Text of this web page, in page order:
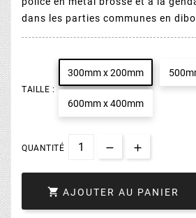
dans les parties communes en
TAILLE :
300mm x 200mm
600mm x 400mm
QUANTITÉ
 AJOUTER AU PANIER